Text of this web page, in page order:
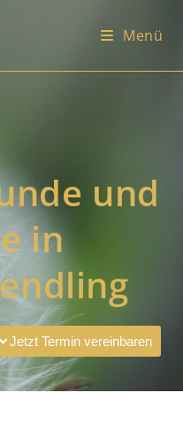
Menü
und
in
Jetzt Termin vereinbaren